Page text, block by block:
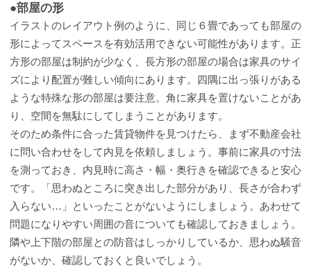
●部屋の形
イラストのレイアウト例のように、同じ６畳であっても部屋の
形によってスペースを有効活用できない可能性があります。正
方形の部屋は制約が少なく、長方形の部屋の場合は家具のサイ
ズにより配置が難しい傾向にあります。四隅に出っ張りがある
ような特殊な形の部屋は要注意。角に家具を置けないことがあ
り、空間を無駄にしてしまうことがあります。
そのため条件に合った賃貸物件を見つけたら、まず不動産会社
に問い合わせをして内見を依頼しましょう。事前に家具の寸法
を測っておき、内見時に高さ・幅・奥行きを確認できると安心
です。「思わぬところに突き出した部分があり、長さが合わず
入らない…」といったことがないようにしましょう。あわせて
問題になりやすい周囲の音についても確認しておきましょう。
隣や上下階の部屋との防音はしっかりしているか、思わぬ騒音
がないか、確認しておくと良いでしょう。